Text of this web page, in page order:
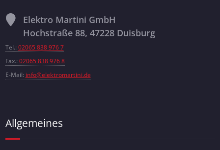
Elektro Martini GmbH
Hochstraße 88, 47228 Duisburg
Tel.: 02065 838 976 7
Fax.: 02065 838 976 8
E-Mail: info@elektromartini.de
Allgemeines